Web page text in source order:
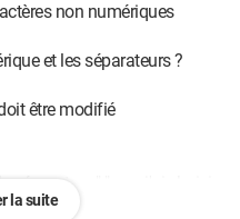
non numériques
et les séparateurs ?
être modifié
séparateur ":" que j'ai choisi
la suite